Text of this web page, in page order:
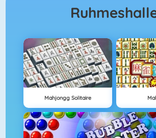
Mahjongg Solitaire